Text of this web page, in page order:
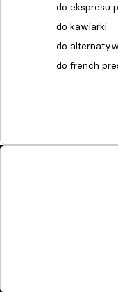
do ekspresu
do kawiarki
do
do french